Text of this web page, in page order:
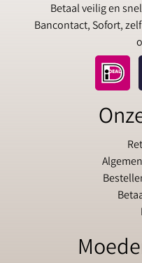
Betaal veilig en
Bancontact, Sofort,